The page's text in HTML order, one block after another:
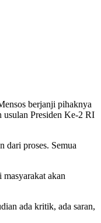
berjanji pihaknya
usulan Presiden Ke-2 RI
dari proses. Semua
akan
ada kritik, ada saran,